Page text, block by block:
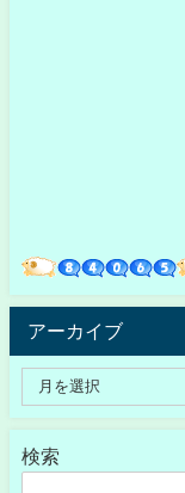
アーカイブ
検索